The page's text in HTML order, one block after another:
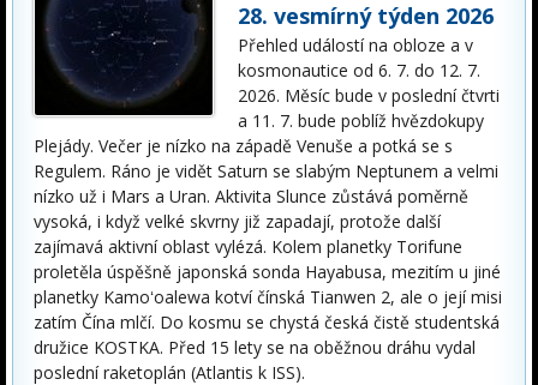
28. vesmírný týden 2026
Přehled událostí na obloze a v
kosmonautice od 6. 7. do 12. 7.
2026. Měsíc bude v poslední čtvrti
a 11. 7. bude poblíž hvězdokupy
Plejády. Večer je nízko na západě Venuše a potká se s
Regulem. Ráno je vidět Saturn se slabým Neptunem a velmi
nízko už i Mars a Uran. Aktivita Slunce zůstává poměrně
vysoká, i když velké skvrny již zapadají, protože další
zajímavá aktivní oblast vylézá. Kolem planetky Torifune
proletěla úspěšně japonská sonda Hayabusa, mezitím u jiné
planetky Kamoʻoalewa kotví čínská Tianwen 2, ale o její misi
zatím Čína mlčí. Do kosmu se chystá česká čistě studentská
družice KOSTKA. Před 15 lety se na oběžnou dráhu vydal
poslední raketoplán (Atlantis k ISS).